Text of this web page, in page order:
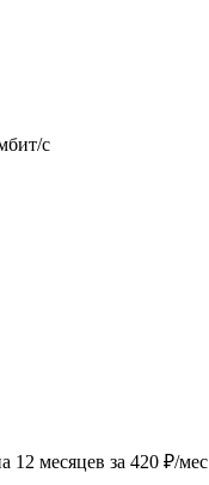
с
12 месяцев за 420 ₽/мес